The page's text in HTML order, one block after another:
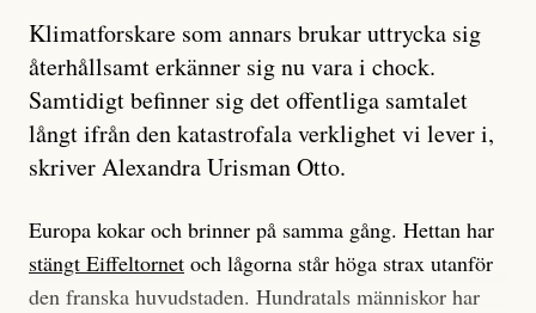
Klimatforskare som annars brukar uttrycka sig
återhållsamt erkänner sig nu vara i chock.
Samtidigt befinner sig det offentliga samtalet
långt ifrån den katastrofala verklighet vi lever i,
skriver Alexandra Urisman Otto.
Europa kokar och brinner på samma gång. Hettan har
stängt Eiffeltornet och lågorna står höga strax utanför
den franska huvudstaden. Hundratals människor har